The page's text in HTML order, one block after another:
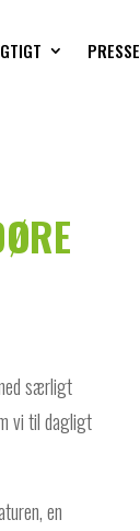
PRESSE
særligt
vi til dagligt
en